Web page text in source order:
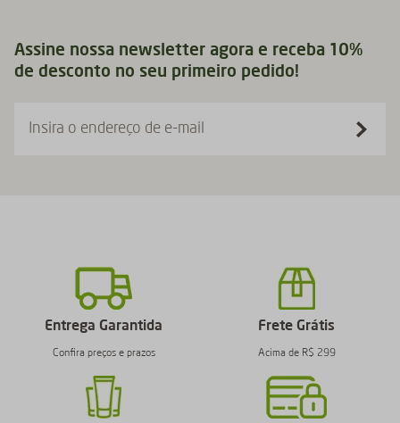
Assine nossa newsletter agora e receba 10%
de desconto no seu primeiro pedido!
Insira o endereço de e-mail
Entrega Garantida
Confira preços e prazos
Frete Grátis
Acima de R$ 299